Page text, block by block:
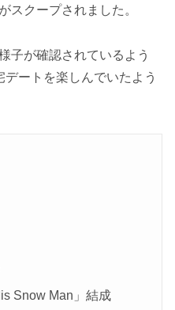
スクープされました。
子が確認されているよう
ートを楽しんでいたよう
Snow Man」結成